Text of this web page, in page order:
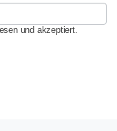
und akzeptiert.